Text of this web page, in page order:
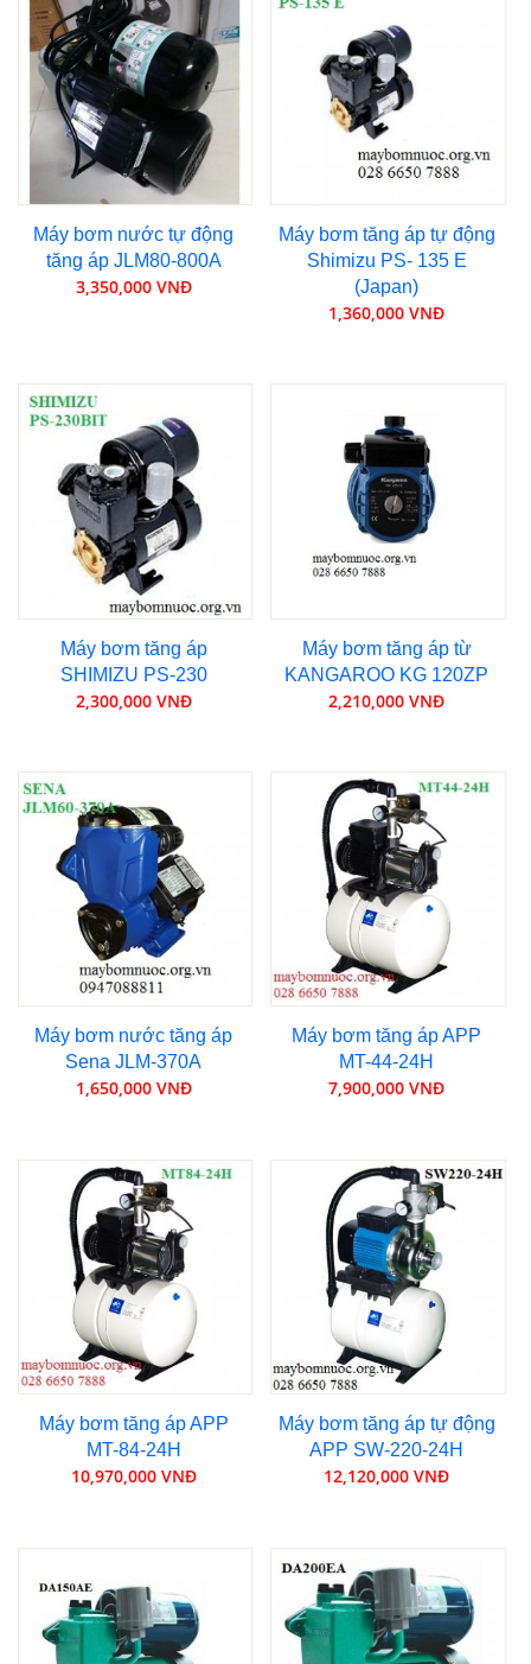
Máy bơm nước tự động
tăng áp JLM80-800A
3,350,000 VNĐ
Máy bơm tăng áp tự động
Shimizu PS- 135 E
(Japan)
1,360,000 VNĐ
Máy bơm tăng áp
SHIMIZU PS-230
2,300,000 VNĐ
Máy bơm tăng áp từ
KANGAROO KG 120ZP
2,210,000 VNĐ
Máy bơm nước tăng áp
Sena JLM-370A
1,650,000 VNĐ
Máy bơm tăng áp APP
MT-44-24H
7,900,000 VNĐ
Máy bơm tăng áp APP
MT-84-24H
10,970,000 VNĐ
Máy bơm tăng áp tự động
APP SW-220-24H
12,120,000 VNĐ